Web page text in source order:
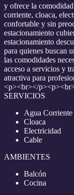
y ofrece la
corriente, cloaca,
confortable y sin
estacionamiento
estacionamiento
para quienes buscan
las comodidades
acceso a servicios y
atractiva para
<p><br></
SERVICIOS
Agua Corriente
Cloaca
Electricidad
Cable
AMBIENTES
Balcón
Cocina